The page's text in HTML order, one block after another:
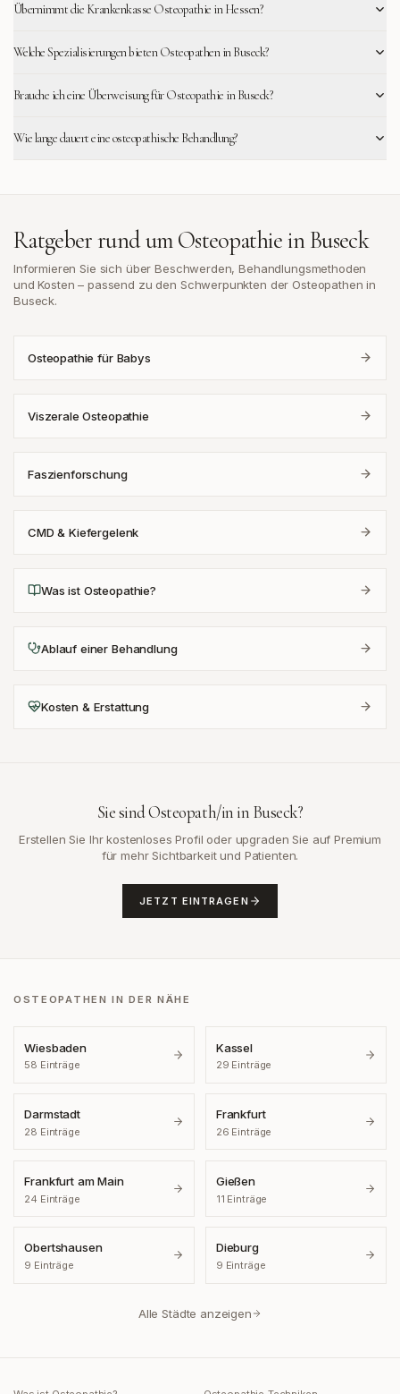
Übernimmt die Krankenkasse Osteopathie in Hessen?
Welche Spezialisierungen bieten Osteopathen in Buseck?
Brauche ich eine Überweisung für Osteopathie in Buseck?
Wie lange dauert eine osteopathische Behandlung?
Ratgeber rund um Osteopathie inBuseck
Informieren Sie sich über Beschwerden, Behandlungsmethoden
und Kosten – passend zu den Schwerpunkten der Osteopathen in
Buseck.
Osteopathie für Babys
Viszerale Osteopathie
Faszienforschung
CMD & Kiefergelenk
Was ist Osteopathie?
Ablauf einer Behandlung
Kosten & Erstattung
Sie sind Osteopath/in in Buseck?
Erstellen Sie Ihr kostenloses Profil oder upgraden Sie auf Premium
für mehr Sichtbarkeit und Patienten.
JETZT EINTRAGEN
OSTEOPATHEN IN DER NÄHE
Wiesbaden
58 Einträge
Kassel
29 Einträge
Darmstadt
28 Einträge
Frankfurt
26 Einträge
Frankfurt am Main
24 Einträge
Gießen
11 Einträge
Obertshausen
9 Einträge
Dieburg
9 Einträge
Alle Städte anzeigen